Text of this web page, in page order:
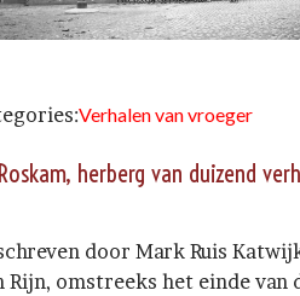
Verhalen van vroeger
herberg van duizend
door Mark Ruis
Rijn, omstreeks het einde van